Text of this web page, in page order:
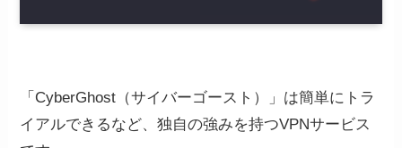
「CyberGhost（サイバーゴースト）」は簡単にトラ
イアルできるなど、独自の強みを持つVPNサービス